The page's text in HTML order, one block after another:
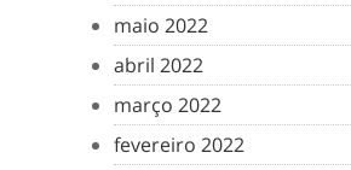
maio 2022
abril 2022
março 2022
fevereiro 2022